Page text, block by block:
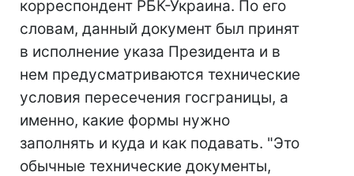
корреспондент РБК-Украина. По его
словам, данный документ был принят
в исполнение указа Президента и в
нем предусматриваются технические
условия пересечения госграницы, а
именно, какие формы нужно
заполнять и куда и как подавать. "Это
обычные технические документы,